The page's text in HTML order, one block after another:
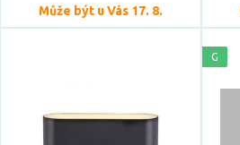
Může být u Vás 17. 8.
G